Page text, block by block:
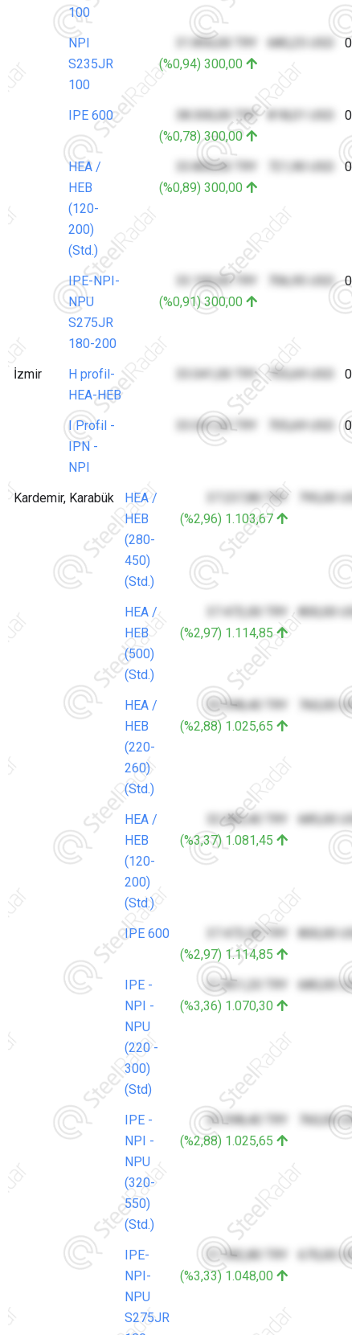
100
NPI
S235JR
100
31.850,00 TRY
(%0,94) 300,00
680,25 USD
IPE 600
38.300,00 TRY
(%0,78) 300,00
818,01 USD
HEA /
HEB
(120-
200)
(Std.)
33.800,00 TRY
(%0,89) 300,00
721,90 USD
IPE-NPI-
NPU
S275JR
180-200
33.100,00 TRY
(%0,91) 300,00
706,95 USD
İzmir
H profil-
HEA-HEB
33.041,00 TRY 705,69 USD
I Profil -
IPN -
NPI
33.041,00 TRY 705,69 USD
Kardemir, Karabük
HEA /
HEB
(280-
450)
(Std.)
37.237,80 TRY
(%2,96) 1.103,67
795,00
HEA /
HEB
(500)
(Std.)
37.472,00 TRY
(%2,97) 1.114,85
800,00
HEA /
HEB
(220-
260)
(Std.)
35.598,40 TRY
(%2,88) 1.025,65
760,00
HEA /
HEB
(120-
200)
(Std.)
32.085,40 TRY
(%3,37) 1.081,45
685,00
IPE 600
37.472,00 TRY
(%2,97) 1.114,85
800,00
IPE -
NPI -
NPU
(220 -
300)
(Std)
31.851,20 TRY
(%3,36) 1.070,30
680,00
IPE -
NPI -
NPU
(320-
550)
(Std.)
35.598,40 TRY
(%2,88) 1.025,65
760,00
IPE-
NPI-
NPU
S275JR
31.382,80 TRY
(%3,33) 1.048,00
670,00